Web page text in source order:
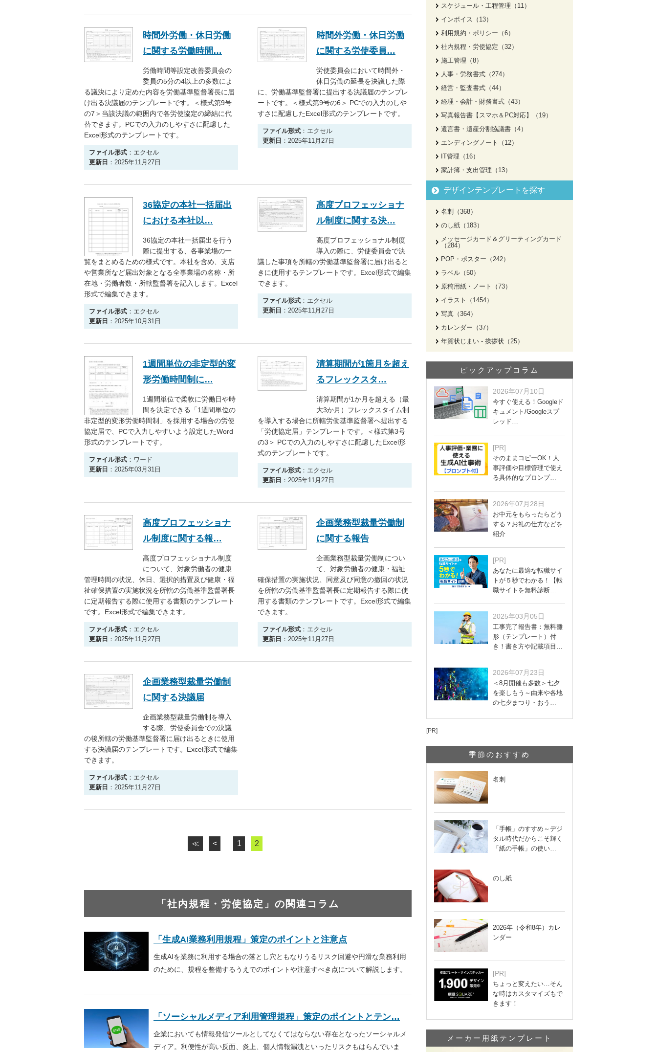
時間外労働・休日労働
に関する労働時間…
労働時間等設定改善委員会の
委員の5分の4以上の多数によ
る議決により定めた内容を労働基準監督署長に届
け出る決議届のテンプレートです。＜様式第9号
の7＞当該決議の範囲内で各労使協定の締結に代
替できます。PCでの入力のしやすさに配慮した
Excel形式のテンプレートです。
ファイル形式 ：エクセル
更新日 ：2025年11月27日
時間外労働・休日労働
に関する労使委員…
労使委員会において時間外・
休日労働の延長を決議した際
に、労働基準監督署に提出する決議届のテンプレ
ートです。＜様式第9号の6＞ PCでの入力のしや
すさに配慮したExcel形式のテンプレートです。
ファイル形式 ：エクセル
更新日 ：2025年11月27日
36協定の本社一括届出
における本社以…
36協定の本社一括届出を行う
際に提出する、各事業場の一
覧をまとめるための様式です。本社を含め、支店
や営業所など届出対象となる全事業場の名称・所
在地・労働者数・所轄監督署を記入します。Excel
形式で編集できます。
ファイル形式 ：エクセル
更新日 ：2025年10月31日
高度プロフェッショナ
ル制度に関する決…
高度プロフェッショナル制度
導入の際に、労使委員会で決
議した事項を所轄の労働基準監督署に届け出ると
きに使用するテンプレートです。Excel形式で編集
できます。
ファイル形式 ：エクセル
更新日 ：2025年11月27日
1週間単位の非定型的変
形労働時間制に…
1週間単位で柔軟に労働日や時
間を決定できる「1週間単位の
非定型的変形労働時間制」を採用する場合の労使
協定届で、PCで入力しやすいよう設定したWord
形式のテンプレートです。
ファイル形式 ：ワード
更新日 ：2025年03月31日
清算期間が1箇月を超え
るフレックスタ…
清算期間が1か月を超える（最
大3か月）フレックスタイム制
を導入する場合に所轄労働基準監督署へ提出する
「労使協定届」テンプレートです。＜様式第3号
の3＞ PCでの入力のしやすさに配慮したExcel形
式のテンプレートです。
ファイル形式 ：エクセル
更新日 ：2025年11月27日
高度プロフェッショナ
ル制度に関する報…
高度プロフェッショナル制度
について、対象労働者の健康
管理時間の状況、休日、選択的措置及び健康・福
祉確保措置の実施状況を所轄の労働基準監督署長
に定期報告する際に使用する書類のテンプレート
です。Excel形式で編集できます。
ファイル形式 ：エクセル
更新日 ：2025年11月27日
企画業務型裁量労働制
に関する報告
企画業務型裁量労働制につい
て、対象労働者の健康・福祉
確保措置の実施状況、同意及び同意の撤回の状況
を所轄の労働基準監督署長に定期報告する際に使
用する書類のテンプレートです。Excel形式で編集
できます。
ファイル形式 ：エクセル
更新日 ：2025年11月27日
企画業務型裁量労働制
に関する決議届
企画業務型裁量労働制を導入
する際、労使委員会での決議
の後所轄の労働基準監督署に届け出るときに使用
する決議届のテンプレートです。Excel形式で編集
できます。
ファイル形式 ：エクセル
更新日 ：2025年11月27日
≪ < 1 2
「社内規程・労使協定」の関連コラム
「生成AI業務利用規程」策定のポイントと注意点
生成AIを業務に利用する場合の落とし穴ともなりうるリスク回避や円滑な業務利用
のために、規程を整備するうえでのポイントや注意すべき点について解説します。
「ソーシャルメディア利用管理規程」策定のポイントとテン…
企業においても情報発信ツールとしてなくてはならない存在となったソーシャルメ
ディア。利便性が高い反面、炎上、個人情報漏洩といったリスクもはらんでいま
スケジュール・工程管理（11）
インボイス（13）
利用規約・ポリシー（6）
社内規程・労使協定（32）
施工管理（8）
人事・労務書式（274）
経営・監査書式（44）
経理・会計・財務書式（43）
写真報告書【スマホ＆PC対応】（19）
遺言書・遺産分割協議書（4）
エンディングノート（12）
IT管理（16）
家計簿・支出管理（13）
デザインテンプレートを探す
名刺（368）
のし紙（183）
メッセージカード＆グリーティングカード
（284）
POP・ポスター（242）
ラベル（50）
原稿用紙・ノート（73）
イラスト（1454）
写真（364）
カレンダー（37）
年賀状じまい - 挨拶状（25）
ピックアップコラム
2026年07月10日
今すぐ使える！Googleド
キュメント/Googleスプ
レッド…
[PR]
そのままコピーOK！人
事評価や目標管理で使え
る具体的なプロンプ…
2026年07月28日
お中元をもらったらどう
する？お礼の仕方などを
紹介
[PR]
あなたに最適な転職サイ
トが５秒でわかる！【転
職サイトを無料診断…
2025年03月05日
工事完了報告書：無料雛
形（テンプレート）付
き！書き方や記載項目…
2026年07月23日
＜8月開催も多数＞七夕
を楽しもう～由来や各地
の七夕まつり・おう…
[PR]
季節のおすすめ
名刺
「手帳」のすすめ～デジ
タル時代だからこそ輝く
「紙の手帳」の使い…
のし紙
2026年（令和8年）カレ
ンダー
[PR]
ちょっと変えたい…そん
な時はカスタマイズもで
きます！
メーカー用紙テンプレート